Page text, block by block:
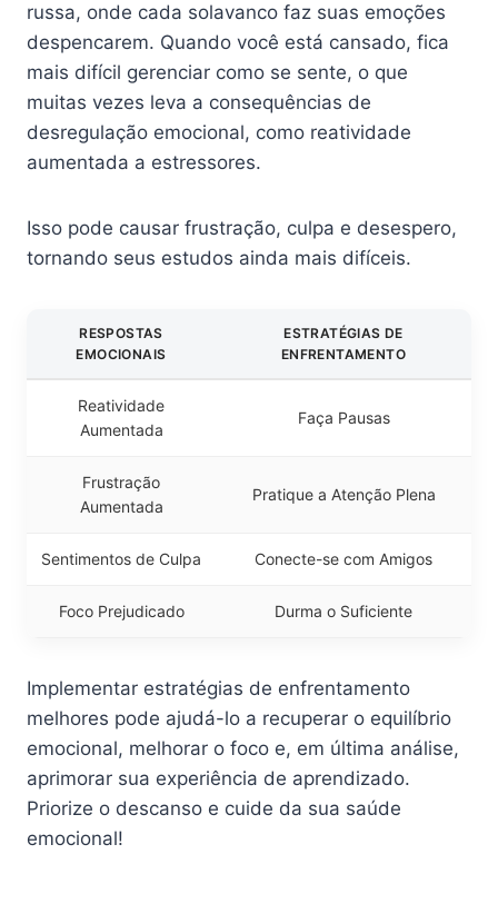
russa, onde cada solavanco faz suas emoções
despencarem. Quando você está cansado, fica
mais difícil gerenciar como se sente, o que
muitas vezes leva a consequências de
desregulação emocional, como reatividade
aumentada a estressores.
Isso pode causar frustração, culpa e desespero,
tornando seus estudos ainda mais difíceis.
RESPOSTAS
EMOCIONAIS
ESTRATÉGIAS DE
ENFRENTAMENTO
Reatividade
Aumentada
Faça Pausas
Frustração
Aumentada
Pratique a Atenção Plena
Sentimentos de Culpa Conecte-se com Amigos
Foco Prejudicado Durma o Suficiente
Implementar estratégias de enfrentamento
melhores pode ajudá-lo a recuperar o equilíbrio
emocional, melhorar o foco e, em última análise,
aprimorar sua experiência de aprendizado.
Priorize o descanso e cuide da sua saúde
emocional!